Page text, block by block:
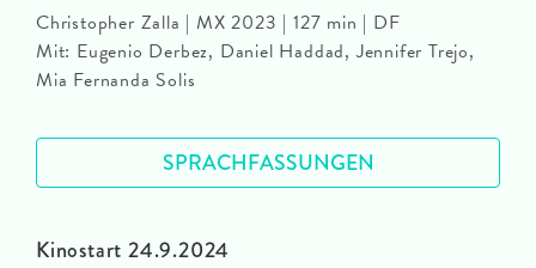
Kinostart 24.9.2024
Christopher Zalla | MX 2023 | 127 min | DF
Mit: Eugenio Derbez, Daniel Haddad, Jennifer Trejo,
Mia Fernanda Solis
SPRACHFASSUNGEN